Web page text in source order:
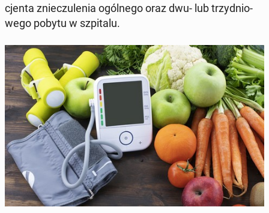
cjen­ta znie­czu­le­nia ogól­ne­go oraz dwu- lub trzy­dnio­
we­go pobytu w szpi­ta­lu.